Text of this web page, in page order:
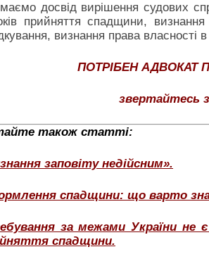
досвід вирішення судових
прийняття спадщини,
визнання права власності
ПОТРІБЕН АДВОКАТ
звертайтесь
також статті:
заповіту недійсним».
спадщини: що варто
за межами України не
спадщини.